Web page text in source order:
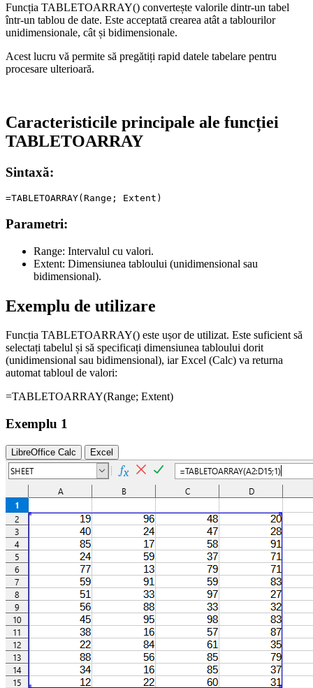
Funcția TABLETOARRAY() convertește valorile dintr-un tabel
într-un tablou de date. Este acceptată crearea atât a tablourilor
unidimensionale, cât și bidimensionale.
Acest lucru vă permite să pregătiți rapid datele tabelare pentru
procesare ulterioară.
Caracteristicile principale ale funcției
TABLETOARRAY
Sintaxă:
Parametri:
Range: Intervalul cu valori.
Extent: Dimensiunea tabloului (unidimensional sau
bidimensional).
Exemplu de utilizare
Funcția TABLETOARRAY() este ușor de utilizat. Este suficient să
selectați tabelul și să specificați dimensiunea tabloului dorit
(unidimensional sau bidimensional), iar Excel (Calc) va returna
automat tabloul de valori:
=TABLETOARRAY(Range; Extent)
Exemplu 1
LibreOffice Calc Excel